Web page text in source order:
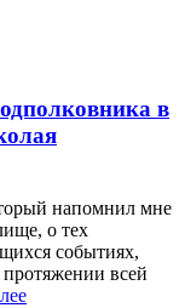
в
напомнил мне
о тех
событиях,
всей